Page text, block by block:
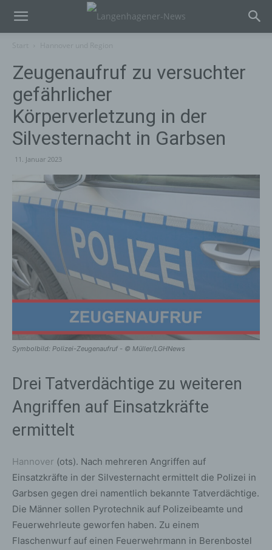
Zeugenaufruf zu versuchter
gefährlicher
Körperverletzung in der
Silvesternacht in Garbsen
11. Januar 2023
Symbolbild: Polizei-Zeugenaufruf - © Müller/LGHNews
Drei Tatverdächtige zu weiteren
Angriffen auf Einsatzkräfte
ermittelt
Hannover (ots). Nach mehreren Angriffen auf
Einsatzkräfte in der Silvesternacht ermittelt die Polizei in
Garbsen gegen drei namentlich bekannte Tatverdächtige.
Die Männer sollen Pyrotechnik auf Polizeibeamte und
Feuerwehrleute geworfen haben. Zu einem
Flaschenwurf auf einen Feuerwehrmann in Berenbostel